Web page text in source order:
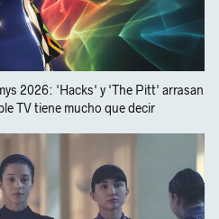
2026: 'Hacks' y 'The Pitt' arrasan
TV tiene mucho que decir